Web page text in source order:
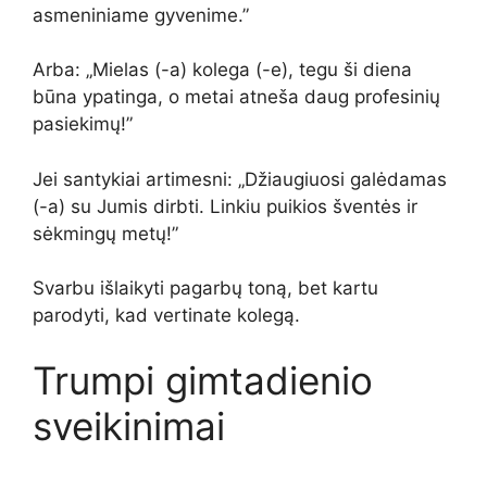
asmeniniame gyvenime.”
Arba: „Mielas (-a) kolega (-e), tegu ši diena
būna ypatinga, o metai atneša daug profesinių
pasiekimų!”
Jei santykiai artimesni: „Džiaugiuosi galėdamas
(-a) su Jumis dirbti. Linkiu puikios šventės ir
sėkmingų metų!”
Svarbu išlaikyti pagarbų toną, bet kartu
parodyti, kad vertinate kolegą.
Trumpi gimtadienio
sveikinimai